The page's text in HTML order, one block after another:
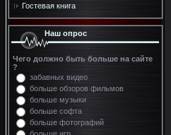
Гостевая книга
Наш опрос
Чего должно быть больше на сайте
?
забавных видео
больше обзоров фильмов
больше музыки
больше софта
больше фотографий